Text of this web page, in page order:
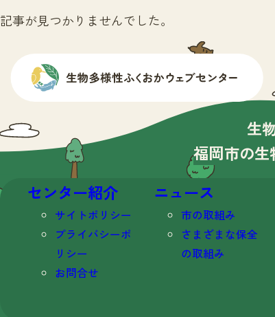
記事が見つかりませんでした。
生
福岡市の生
センター紹介
サイトポリシー
プライバシーポ
リシー
お問合せ
ニュース
市の取組み
さまざまな保全
の取組み